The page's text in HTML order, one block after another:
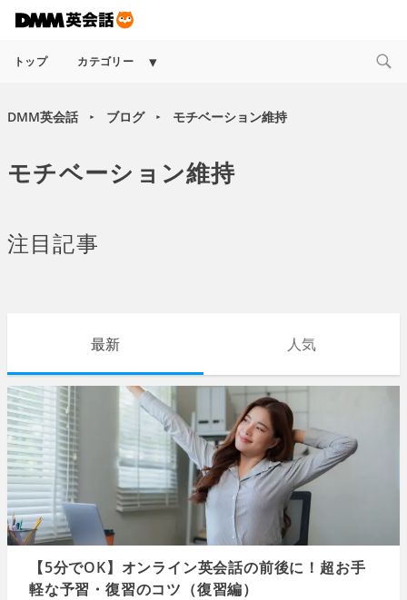
トップ カテゴリー
DMM英会話 ► ブログ ► モチベーション維持
モチベーション維持
注目記事
最新 人気
【5分でOK】オンライン英会話の前後に！超お手
軽な予習・復習のコツ（復習編）